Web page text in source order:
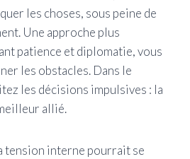
les choses, sous peine de
Une approche plus
patience et diplomatie, vous
les obstacles. Dans le
les décisions impulsives : la
allié.
tension interne pourrait se